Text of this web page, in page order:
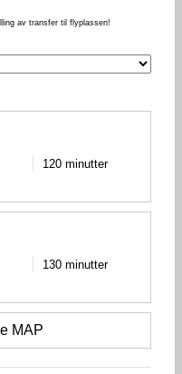
av transfer til flyplassen!
120 minutter
130 minutter